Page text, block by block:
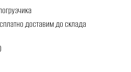
доставим до склада